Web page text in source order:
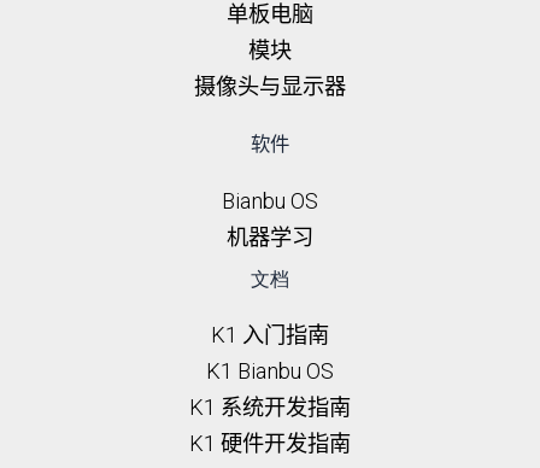
单板电脑
模块
摄像头与显示器
软件
Bianbu OS
机器学习
文档
K1 入门指南
K1 Bianbu OS
K1 系统开发指南
K1 硬件开发指南